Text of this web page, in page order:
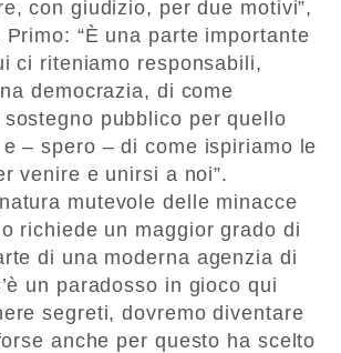
con giudizio, per due motivi”,
“È una parte importante
ci riteniamo responsabili,
democrazia, di come
pubblico per quello
– spero – di come ispiriamo le
venire e unirsi a noi”.
mutevole delle minacce
richiede un maggior grado di
di una moderna agenzia di
un paradosso in gioco qui
segreti, dovremo diventare
anche per questo ha scelto